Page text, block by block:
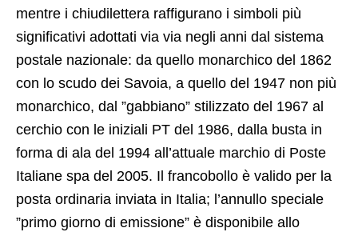
mentre i chiudilettera raffigurano i simboli più
significativi adottati via via negli anni dal sistema
postale nazionale: da quello monarchico del 1862
con lo scudo dei Savoia, a quello del 1947 non più
monarchico, dal ”gabbiano” stilizzato del 1967 al
cerchio con le iniziali PT del 1986, dalla busta in
forma di ala del 1994 all’attuale marchio di Poste
Italiane spa del 2005. Il francobollo è valido per la
posta ordinaria inviata in Italia; l’annullo speciale
”primo giorno di emissione” è disponibile allo